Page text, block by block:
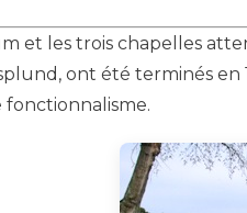
et les trois chapelles
ont été terminés en